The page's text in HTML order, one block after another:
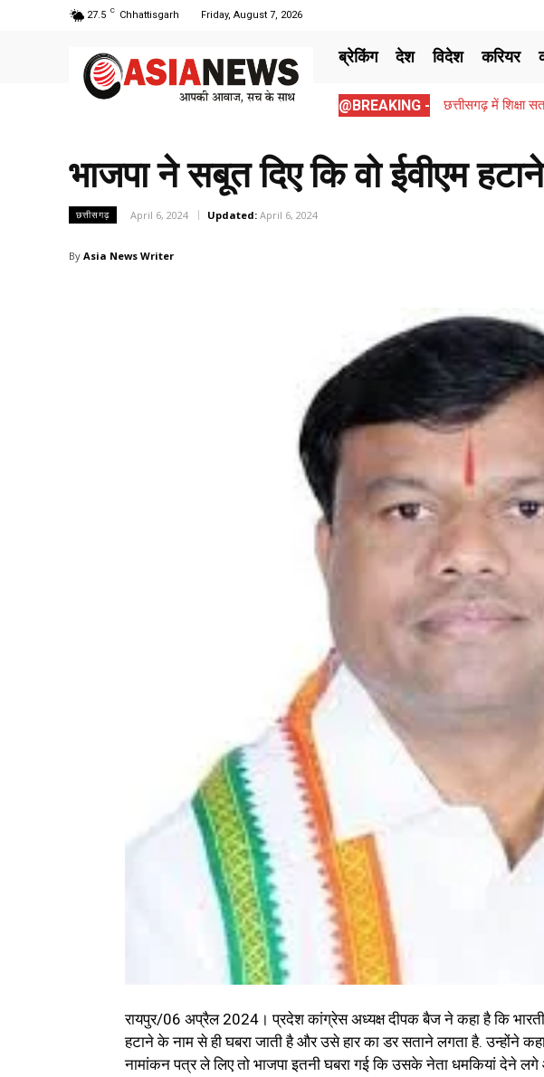
27.5 C Chhattisgarh Friday, August 7, 2026
ब्रेकिंग देश विदेश करियर
@BREAKING - छत्तीसगढ़ में शिक्षा
भाजपा ने सबूत दिए कि वो ईवीएम
छत्तीसगढ़ April 6, 2024 Updated: April 6, 2024
By Asia News Writer
रायपुर/06 अप्रैल 2024। प्रदेश कांग्रेस अध्यक्ष दीपक बैज ने कहा है कि
हटाने के नाम से ही घबरा जाती है और उसे हार का डर सताने लगता है. उन्होंने
नामांकन पत्र ले लिए तो भाजपा इतनी घबरा गई कि उसके नेता धमकियां देने